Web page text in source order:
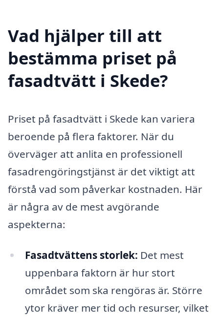
Vad hjälper till att
bestämma priset på
fasadtvätt i Skede?
Priset på fasadtvätt i Skede kan variera
beroende på flera faktorer. När du
överväger att anlita en professionell
fasadrengöringstjänst är det viktigt att
förstå vad som påverkar kostnaden. Här
är några av de mest avgörande
aspekterna:
Fasadtvättens storlek: Det mest
uppenbara faktorn är hur stort
området som ska rengöras är. Större
ytor kräver mer tid och resurser, vilket